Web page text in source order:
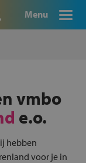
Menu
vmbo
e.o.
hebben
voor je in